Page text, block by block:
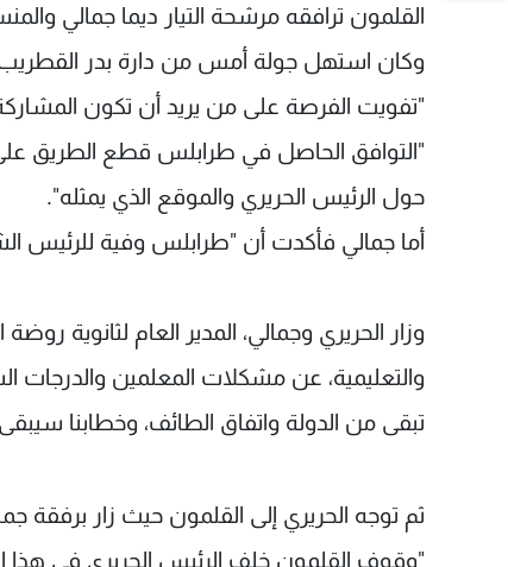
القلمون ترافقه مرشحة التيار ديما جمالي
وكان استهل جولة أمس من دارة بدر
"تفويت الفرصة على من يريد أن تكون
"التوافق الحاصل في طرابلس قطع الطريق على
حول الرئيس الحريري والموقع الذي يمثله".
أما جمالي فأكدت أن "طرابلس وفية للرئيس
وزار الحريري وجمالي، المدير العام لثانوية
والتعليمية، عن مشكلات المعلمين والدرجات
تبقى من الدولة واتفاق الطائف، وخطابنا
ثم توجه الحريري إلى القلمون حيث زار برفقة
"وقوف القلمون خلف الرئيس الحريري في هذا